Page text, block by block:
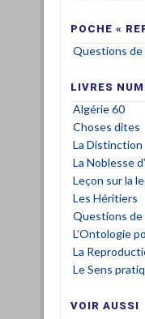
POCHE «
Questions de
LIVRES
Algérie 60
Choses dites
La Distinction
La Noblesse
Leçon sur la
Les Héritiers
Questions de
L’Ontologie
La
Le Sens
VOIR AUSSI